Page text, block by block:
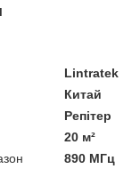
Lintratek
Китай
Репітер
20 м²
890 МГц